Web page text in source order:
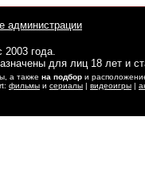
администрации
2003 года.
для лиц 18 лет и
а также на подбор и
фильмы и сериалы | видеоигры |